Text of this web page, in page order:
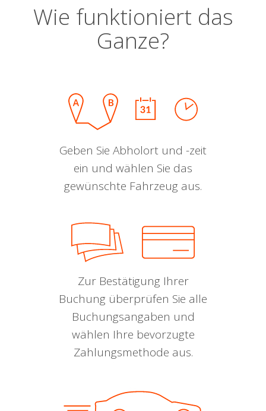
Wie funktioniert das
Ganze?
Geben Sie Abholort und -zeit
ein und wählen Sie das
gewünschte Fahrzeug aus.
Zur Bestätigung Ihrer
Buchung überprüfen Sie alle
Buchungsangaben und
wählen Ihre bevorzugte
Zahlungsmethode aus.